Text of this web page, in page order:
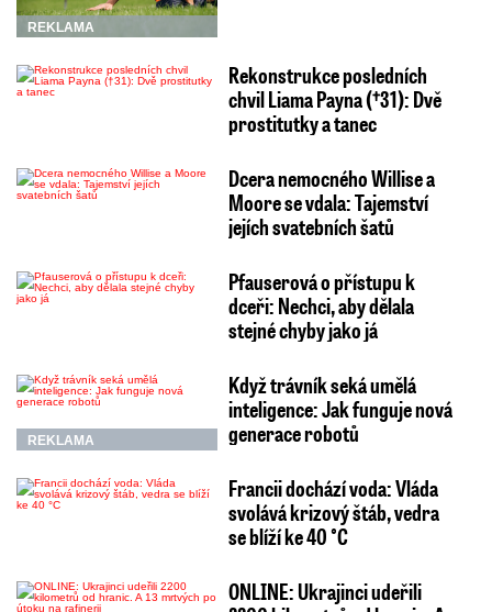
REKLAMA
Rekonstrukce posledních
chvil Liama Payna (†31): Dvě
prostitutky a tanec
Dcera nemocného Willise a
Moore se vdala: Tajemství
jejích svatebních šatů
Pfauserová o přístupu k
dceři: Nechci, aby dělala
stejné chyby jako já
REKLAMA
Když trávník seká umělá
inteligence: Jak funguje nová
generace robotů
Francii dochází voda: Vláda
svolává krizový štáb, vedra
se blíží ke 40 °C
ONLINE: Ukrajinci udeřili